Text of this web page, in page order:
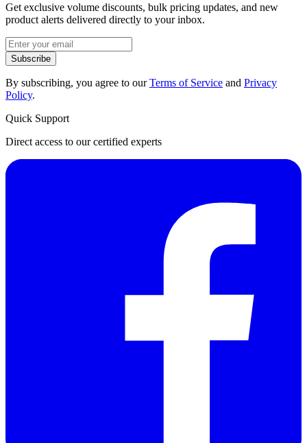
Get exclusive volume discounts, bulk pricing updates, and new
product alerts delivered directly to your inbox.
Subscribe
By subscribing, you agree to ourTerms of Service and Privacy
Policy.
Quick Support
Direct access to our certified experts